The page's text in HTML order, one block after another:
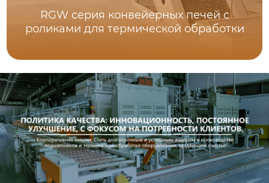
RGW серия конвейерных печей с
роликами для термической обработки